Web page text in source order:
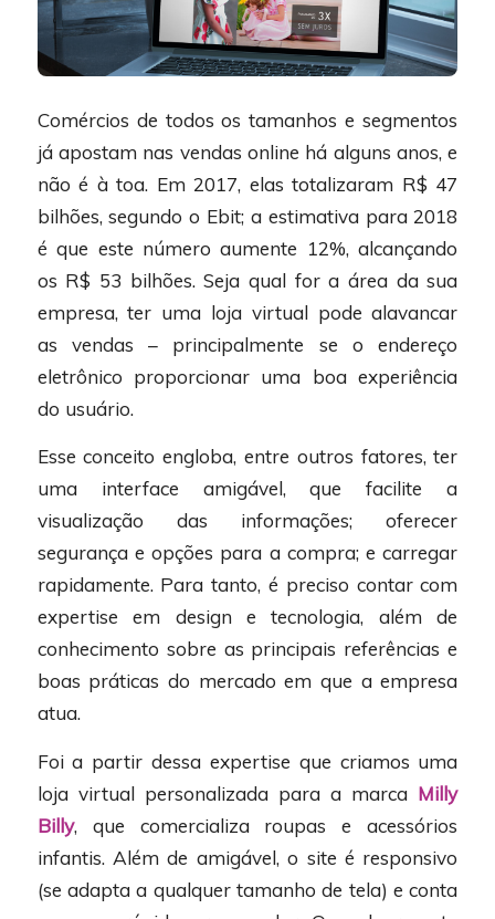
Comércios de todos os tamanhos e segmentos
já apostam nas vendas online há alguns anos, e
não é à toa. Em 2017, elas totalizaram R$ 47
bilhões, segundo o Ebit; a estimativa para 2018
é que este número aumente 12%, alcançando
os R$ 53 bilhões. Seja qual for a área da sua
empresa, ter uma loja virtual pode alavancar
as vendas – principalmente se o endereço
eletrônico proporcionar uma boa experiência
do usuário.
Esse conceito engloba, entre outros fatores, ter
uma interface amigável, que facilite a
visualização das informações; oferecer
segurança e opções para a compra; e carregar
rapidamente. Para tanto, é preciso contar com
expertise em design e tecnologia, além de
conhecimento sobre as principais referências e
boas práticas do mercado em que a empresa
atua.
Foi a partir dessa expertise que criamos uma
loja virtual personalizada para a marca Milly
Billy, que comercializa roupas e acessórios
infantis. Além de amigável, o site é responsivo
(se adapta a qualquer tamanho de tela) e conta